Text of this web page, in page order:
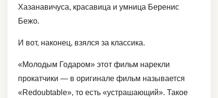
Хазанавичуса, красавица и умница Беренис
Бежо.
И вот, наконец, взялся за классика.
«Молодым Годаром» этот фильм нарекли
прокатчики — в оригинале фильм называется
«Redoubtable», то есть «устрашающий». Такое